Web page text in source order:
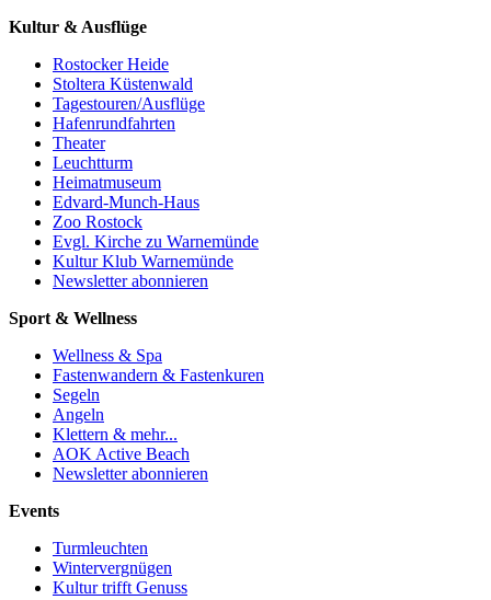
Kultur & Ausflüge
Rostocker Heide
Stoltera Küstenwald
Tagestouren/Ausflüge
Hafenrundfahrten
Theater
Leuchtturm
Heimatmuseum
Edvard-Munch-Haus
Zoo Rostock
Evgl. Kirche zu Warnemünde
Kultur Klub Warnemünde
Newsletter abonnieren
Sport & Wellness
Wellness & Spa
Fastenwandern & Fastenkuren
Segeln
Angeln
Klettern & mehr...
AOK Active Beach
Newsletter abonnieren
Events
Turmleuchten
Wintervergnügen
Kultur trifft Genuss